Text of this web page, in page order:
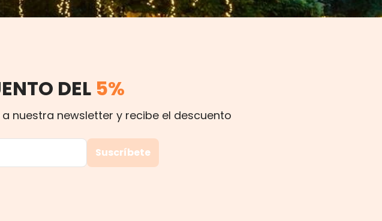
DEL 5%
nuestra newsletter y recibe el descuento
Suscríbete